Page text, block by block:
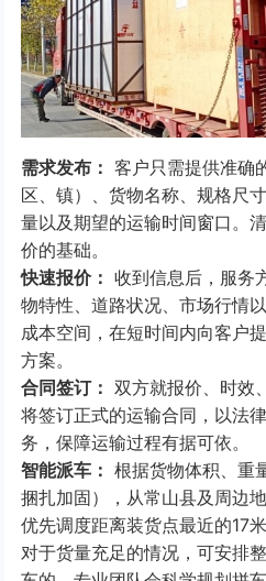
需求发布： 客户只需提供准确
区、镇）、货物名称、规格尺
量以及期望的运输时间窗口。
价的基础。
快速报价： 收到信息后，服务
物特性、道路状况、市场行情
成本空间，在短时间内向客户
方案。
合同签订： 双方就报价、时效
将签订正式的运输合同，以法
务，保障运输过程有据可依。
智能派车： 根据货物体积、重
捆扎加固），从常山县及周边
优先调度距离装货点最近的17
对于货量充足的情况，可安排